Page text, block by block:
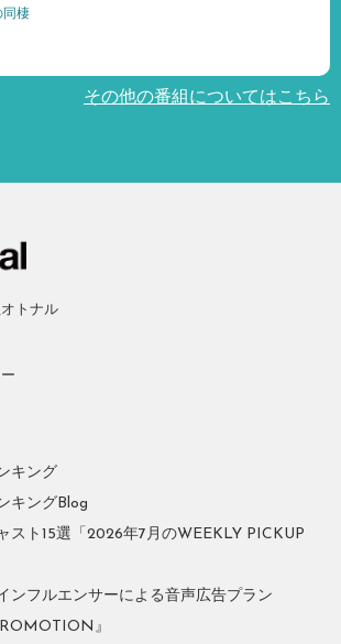
同棲
その他の番組についてはこちら
トナル
キング
キングBlog
スト15選「2026年7月のWEEKLY PICKUP
ンフルエンサーによる音声広告プラン
』